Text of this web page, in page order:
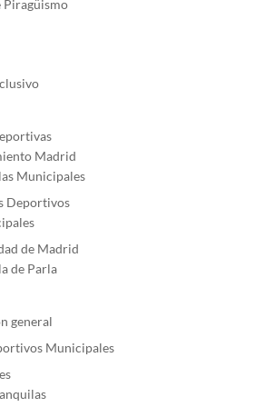
Piragüismo
Madrid
Municipales
Deportivos
de Madrid
de Parla
general
Municipales